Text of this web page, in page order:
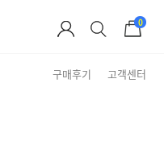
0
구매후기 고객센터